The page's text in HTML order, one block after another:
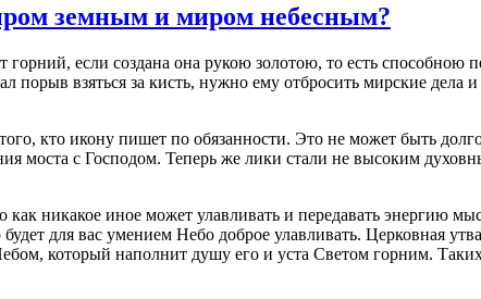
земным и миром небесным?
если создана она рукою золотою, то есть способною
порыв взяться за кисть, нужно ему отбросить мирские
кто икону пишет по обязанности. Это не может быть
моста с Господом. Теперь же лики стали не высоким
никакое иное может улавливать и передавать энергию
для вас умением Небо доброе улавливать. Церковная
который наполнит душу его и уста Светом горним.